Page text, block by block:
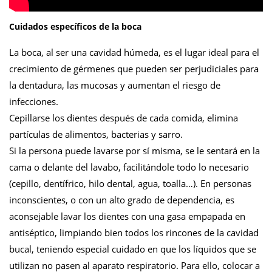
Cuidados específicos de la boca
La boca, al ser una cavidad húmeda, es el lugar ideal para el
crecimiento de gérmenes que pueden ser perjudiciales para
la dentadura, las mucosas y aumentan el riesgo de
infecciones.
Cepillarse los dientes después de cada comida, elimina
partículas de alimentos, bacterias y sarro.
Si la persona puede lavarse por sí misma, se le sentará en la
cama o delante del lavabo, facilitándole todo lo necesario
(cepillo, dentífrico, hilo dental, agua, toalla…). En personas
inconscientes, o con un alto grado de dependencia, es
aconsejable lavar los dientes con una gasa empapada en
antiséptico, limpiando bien todos los rincones de la cavidad
bucal, teniendo especial cuidado en que los líquidos que se
utilizan no pasen al aparato respiratorio. Para ello, colocar a